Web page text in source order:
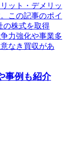
ット・デメリッ
この記事のポイ
の株式を取得
力強化や事業多
なき買収があ
事例も紹介